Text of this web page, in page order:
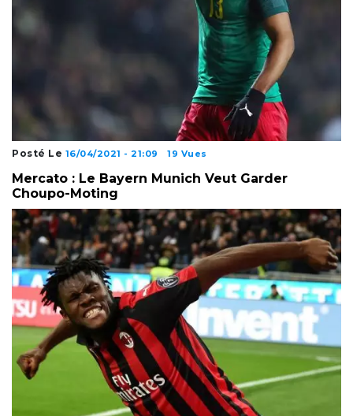
Posté Le 16/04/2021 - 21:09 19 Vues
Mercato : Le Bayern Munich Veut Garder
Choupo-Moting